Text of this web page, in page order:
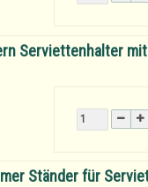
Serviettenhalter
Ständer für